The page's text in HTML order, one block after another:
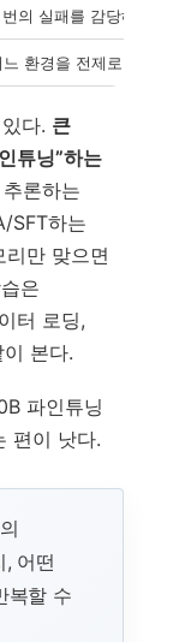
의 실패를 감당해야
환경을 전제로 쓰였
다. 큰
튜닝”하는
론하는
SFT하는
만 맞으면
은
터 로딩,
본다.
파인튜닝
편이 낫다.
어떤
복할 수